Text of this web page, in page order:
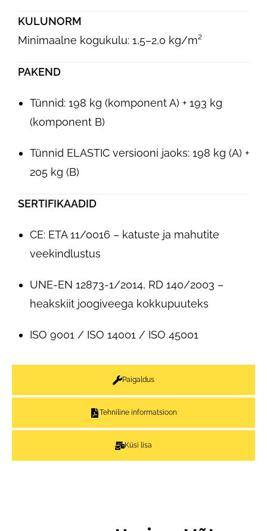
Paigaldus
Tehniline informatsioon
Küsi lisa
KULUNORM
Minimaalne kogukulu: 1,5–2,0 kg/m²
PAKEND
Tünnid: 198 kg (komponent A) + 193 kg
(komponent B)
Tünnid ELASTIC versiooni jaoks: 198 kg (A) +
205 kg (B)
SERTIFIKAADID
CE: ETA 11/0016 – katuste ja mahutite
veekindlustus
UNE-EN 12873-1/2014, RD 140/2003 –
heakskiit joogiveega kokkupuuteks
ISO 9001 / ISO 14001 / ISO 45001